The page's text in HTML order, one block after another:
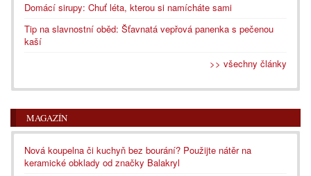
Domácí sirupy: Chuť léta, kterou si namícháte sami
Tip na slavnostní oběd: Šťavnatá vepřová panenka s pečenou
kaší
>> všechny články
MAGAZÍN
Nová koupelna či kuchyň bez bourání? Použijte nátěr na
keramické obklady od značky Balakryl